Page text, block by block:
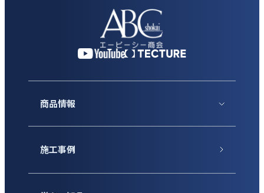
商品情報
施工事例